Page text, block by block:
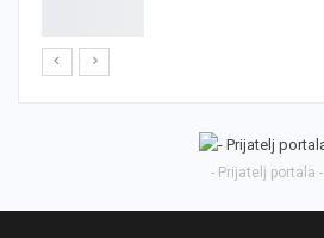
- Prijatelj portala -